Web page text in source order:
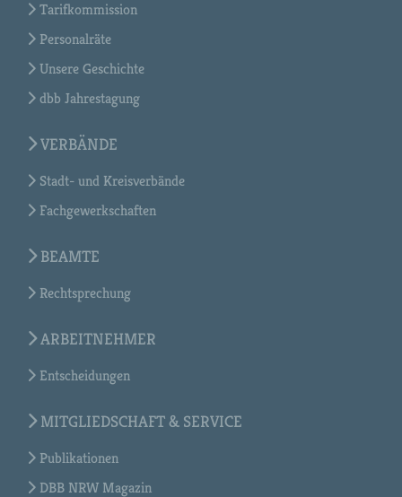
Tarifkommission
Personalräte
Unsere Geschichte
dbb Jahrestagung
VERBÄNDE
Stadt- und Kreisverbände
Fachgewerkschaften
BEAMTE
Rechtsprechung
ARBEITNEHMER
Entscheidungen
MITGLIEDSCHAFT & SERVICE
Publikationen
DBB NRW Magazin